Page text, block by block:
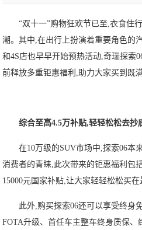
“双十一”购物狂欢节已至,衣食住
潮。其中,在出行上扮演着重要角色的
和4S店也早早开始预热活动,奇瑞探索
前释放多重钜惠福利,助力大家买到既
综合至高4.5万补贴,轻轻松松去抄
在10万级的SUV市场中,探索06本
消费者的青睐,此次带来的钜惠福利包
15000元国家补贴,让大家轻轻松松买在
此外,购买探索06还可以享受终身
FOTA升级、首任车主整车终身质保